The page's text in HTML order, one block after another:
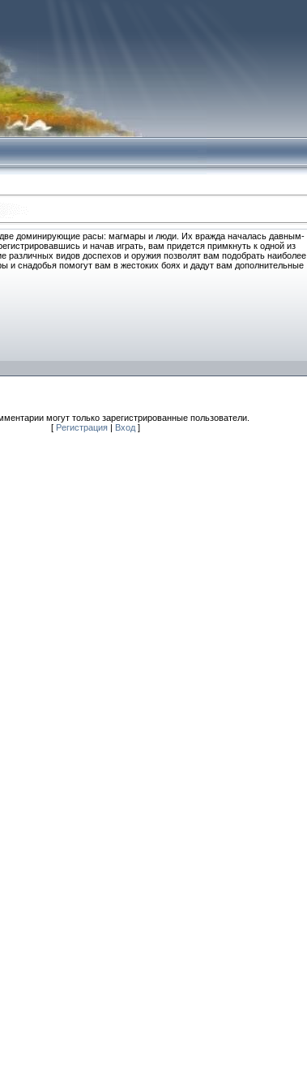
доминирующие расы: магмары и люди. Их вражда началась давным-
и начав играть, вам придется примкнуть к одной из
различных видов доспехов и оружия позволят вам подобрать наиболее
и снадобья помогут вам в жестоких боях и дадут вам дополнительные
могут только зарегистрированные пользователи.
[ Регистрация Вход ]